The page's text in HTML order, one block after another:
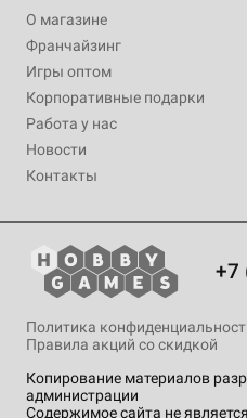
О магазине
Франчайзинг
Игры оптом
Корпоративные подарки
Работа у нас
Новости
Контакты
+7
Копирование материалов
администрации
Содержимое сайта не
Политика
Правила акций со скидкой